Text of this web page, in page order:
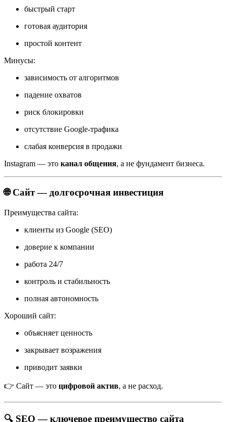
быстрый старт
готовая аудитория
простой контент
Минусы:
зависимость от алгоритмов
падение охватов
риск блокировки
отсутствие Google-трафика
слабая конверсия в продажи
Instagram — это канал общения, а не фундамент бизнеса.
🌐 Сайт — долгосрочная инвестиция
Преимущества сайта:
клиенты из Google (SEO)
доверие к компании
работа 24/7
контроль и стабильность
полная автономность
Хороший сайт:
объясняет ценность
закрывает возражения
приводит заявки
👉 Сайт — это цифровой актив, а не расход.
🔍 SEO — ключевое преимущество сайта